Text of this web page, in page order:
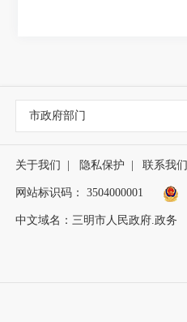
市政府部门
关于我们 隐私保护 联系我们
网站标识码： 3504000001
中文域名：三明市人民政府.政务